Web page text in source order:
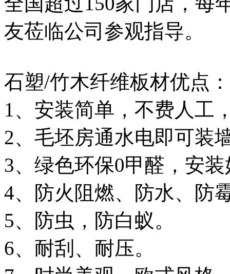
友莅临公司参观指导。
石塑/竹木纤维板材优点：
1、安装简单，不费人工
2、毛坯房通水电即可装
3、绿色环保0甲醛，安
4、防火阻燃、防水、防
5、防虫，防白蚁。
6、耐刮、耐压。